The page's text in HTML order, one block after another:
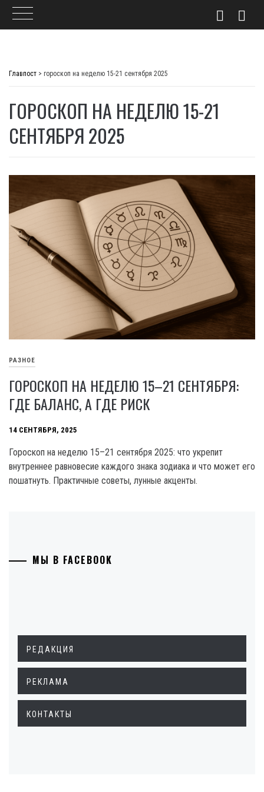
Главпост > гороскоп на неделю 15-21 сентября 2025
ГОРОСКОП НА НЕДЕЛЮ 15-21
СЕНТЯБРЯ 2025
РАЗНОЕ
ГОРОСКОП НА НЕДЕЛЮ 15–21 СЕНТЯБРЯ:
ГДЕ БАЛАНС, А ГДЕ РИСК
14 СЕНТЯБРЯ, 2025
Гороскоп на неделю 15–21 сентября 2025: что укрепит
внутреннее равновесие каждого знака зодиака и что может его
пошатнуть. Практичные советы, лунные акценты.
МЫ В FACEBOOK
РЕДАКЦИЯ
РЕКЛАМА
КОНТАКТЫ